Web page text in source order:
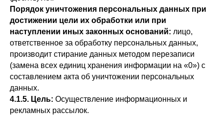
Порядок уничтожения персональных данных при
достижении цели их обработки или при
наступлении иных законных оснований: лицо,
ответственное за обработку персональных данных,
производит стирание данных методом перезаписи
(замена всех единиц хранения информации на «0») с
составлением акта об уничтожении персональных
данных.
4.1.5. Цель: Осуществление информационных и
рекламных рассылок.